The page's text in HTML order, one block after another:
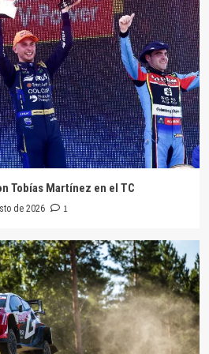
de un Canapino imparable en la C3
vencedor por primera vez en el TN
festeja con Tobías Martínez en el
de Pajari de local en
Tobías Martínez en el TC
de 2026 1